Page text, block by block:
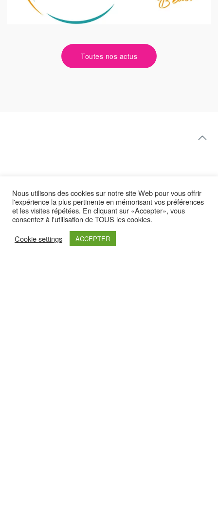
Toutes nos actus
Latest yootheme
Nous utilisons des cookies sur notre site Web pour vous offrir
l'expérience la plus pertinente en mémorisant vos préférences
et les visites répétées. En cliquant sur «Accepter», vous
consentez à l'utilisation de TOUS les cookies.
Cookie settings
ACCEPTER